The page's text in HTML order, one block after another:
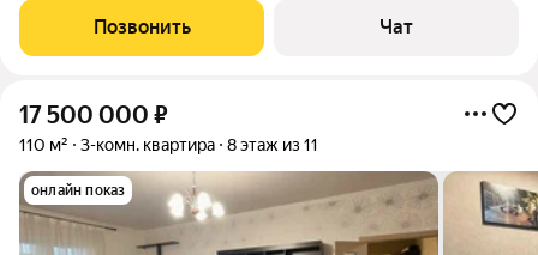
«Посейдон» комплекс комфорт-класса, расположенный в
Центральном районе Сочи (микрорайон
Позвонить Чат
17 500 000 ₽
110 м² 3-комн. квартира 8 этаж из 11
онлайн показ